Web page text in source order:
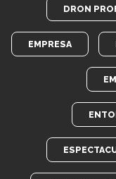
DRON
EMPRESA